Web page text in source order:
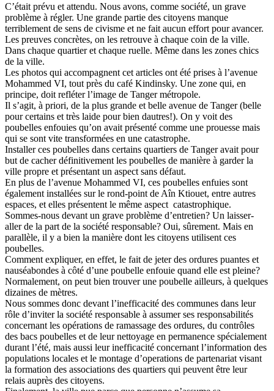
C’était prévu et attendu. Nous avons, comme société, un grave
problème à régler. Une grande partie des citoyens manque
terriblement de sens de civisme et ne fait aucun effort pour avancer.
Les preuves concrètes, on les retrouve à chaque coin de la ville.
Dans chaque quartier et chaque ruelle. Même dans les zones chics
de la ville.
Les photos qui accompagnent cet articles ont été prises à l’avenue
Mohammed VI, tout près du café Kindinsky. Une zone qui, en
principe, doit refléter l’image de Tanger métropole.
Il s’agit, à priori, de la plus grande et belle avenue de Tanger (belle
pour certains et très laide pour bien dautres!). On y voit des
poubelles enfouies qu’on avait présenté comme une prouesse mais
qui se sont vite transformées en une catastrophe.
Installer ces poubelles dans certains quartiers de Tanger avait pour
but de cacher définitivement les poubelles de manière à garder la
ville propre et présentant un aspect sans défaut.
En plus de l’avenue Mohammed VI, ces poubelles enfuies sont
également installées sur le rond-point de Aîn Ktiouet, entre autres
espaces, et elles présentent le même aspect catastrophique.
Sommes-nous devant un grave problème d’entretien? Un laisser-
aller de la part de la société responsable? Oui, sûrement. Mais en
parallèle, il y a bien la manière dont les citoyens utilisent ces
poubelles.
Comment expliquer, en effet, le fait de jeter des ordures puantes et
nauséabondes à côté d’une poubelle enfouie quand elle est pleine?
Normalement, on peut bien trouver une poubelle ailleurs, à quelques
dizaines de mètres.
Nous sommes donc devant l’inefficacité des communes dans leur
rôle d’inviter la société responsable à assumer ses responsabilités
concernant les opérations de ramassage des ordures, du contrôles
des bacs poubelles et de leur nettoyage en permanence spécialement
durant l’été, mais aussi leur inefficacité concernant l’information des
populations locales et le montage d’operations de partenariat visant
la formation des associations des quartiers qui peuvent être leur
relais auprès des citoyens.